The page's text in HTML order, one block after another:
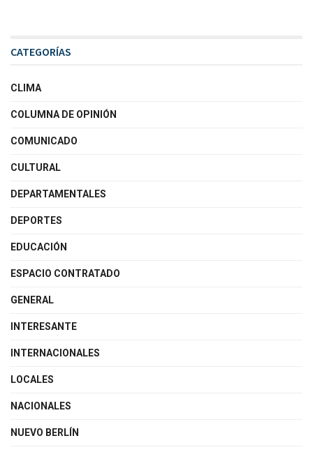
CATEGORÍAS
CLIMA
COLUMNA DE OPINIÓN
COMUNICADO
CULTURAL
DEPARTAMENTALES
DEPORTES
EDUCACIÓN
ESPACIO CONTRATADO
GENERAL
INTERESANTE
INTERNACIONALES
LOCALES
NACIONALES
NUEVO BERLÍN